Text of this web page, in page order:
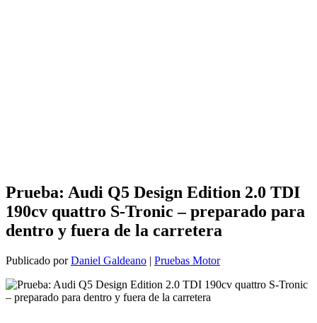
Prueba: Audi Q5 Design Edition 2.0 TDI
190cv quattro S-Tronic – preparado para
dentro y fuera de la carretera
Publicado porDaniel Galdeano | Pruebas Motor